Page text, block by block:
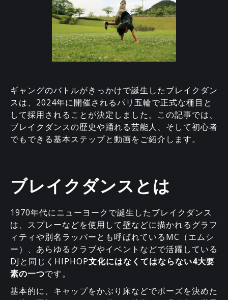
ギャングのバトルがきっかけで誕生したブレイクダン
スは、2024年に開催されるパリ五輪で正式な種目と
して採用されることが決定しました。この記事では、
ブレイクダンスの歴史や踊れる芸能人、そして初心者
でもできる基本ステップと動画をご紹介します。
ブレイクダンスとは
1970年代にニューヨークで誕生したブレイクダンス
は、スプレーなどを使用して壁などに描かれるグラフ
ィティや別名ラッパーとも呼ばれているMC（エムシ
ー）、あらゆるクラブやイベントなどで活躍している
DJと同じくHIPHOP文化にはなくてはならない4大要
素の一つです。
基本的に、キャップをかぶり床などでポーズを決めた